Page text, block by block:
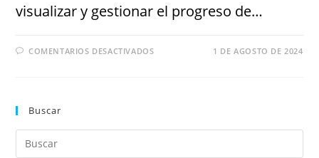
visualizar y gestionar el progreso de…
COMENTARIOS DESACTIVADOS 1 DE AGOSTO DE 2024
Buscar